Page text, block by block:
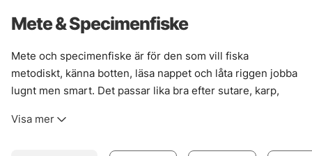
Mete & Specimenfiske
Mete och specimenfiske är för den som vill fiska
metodiskt, känna botten, läsa nappet och låta riggen jobba
lugnt men smart. Det passar lika bra efter sutare, karp,
in på nära håll. Rätt grejer gör stor skillnad här. Inte bara
Visa mer